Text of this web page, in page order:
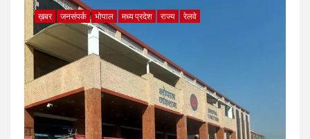
ख़बर जनसंपर्क भोपाल मध्य प्रदेश राज्य रेलवे